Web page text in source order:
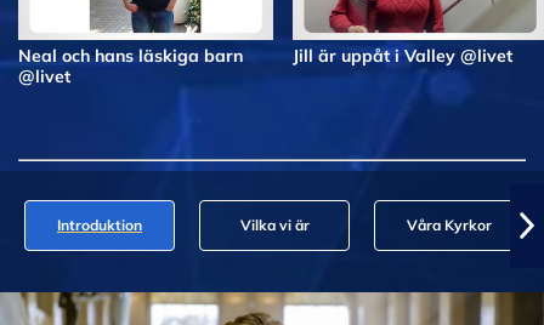
Neal och hans läskiga barn
@livet
Jill är uppåt i Valley @livet
Introduktion Vilka vi är Våra Kyrkor